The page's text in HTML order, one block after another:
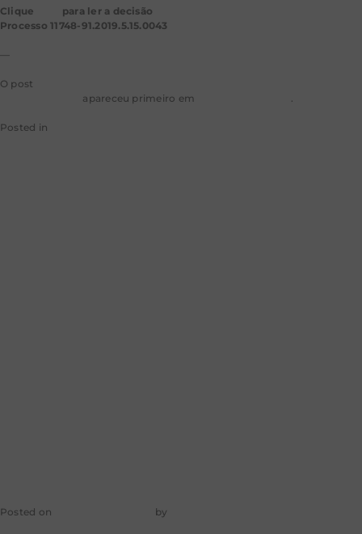
Clique
para ler a decisão
Processo 11748-91.2019.5.15.0043
—
O post
apareceu primeiro em
Posted in
Posted on by